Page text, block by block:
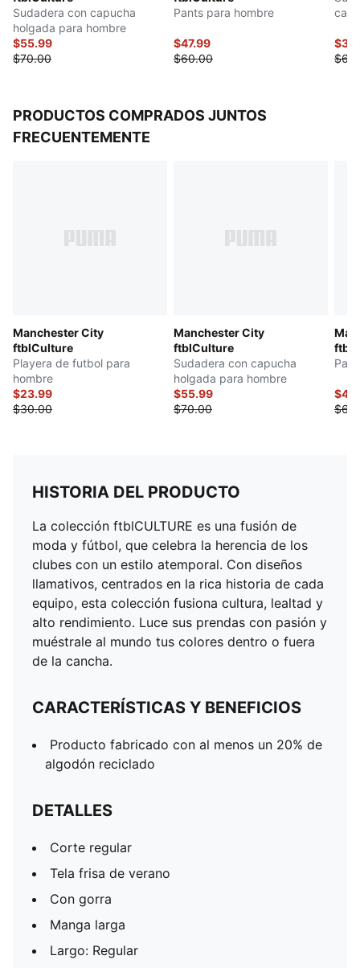
Sudadera con capucha
holgada para hombre
$55.99
$70.00
Pants para hombre
$47.99
$60.00
PRODUCTOS COMPRADOS JUNTOS
FRECUENTEMENTE
Manchester City
ftblCulture
Playera de futbol para
hombre
$23.99
$30.00
Manchester City
ftblCulture
Sudadera con capucha
holgada para hombre
$55.99
$70.00
HISTORIA DEL PRODUCTO
La colección ftblCULTURE es una fusión de
moda y fútbol, que celebra la herencia de los
clubes con un estilo atemporal. Con diseños
llamativos, centrados en la rica historia de cada
equipo, esta colección fusiona cultura, lealtad y
alto rendimiento. Luce sus prendas con pasión y
muéstrale al mundo tus colores dentro o fuera
de la cancha.
CARACTERÍSTICAS Y BENEFICIOS
Producto fabricado con al menos un 20% de
algodón reciclado
DETALLES
Corte regular
Tela frisa de verano
Con gorra
Manga larga
Largo: Regular